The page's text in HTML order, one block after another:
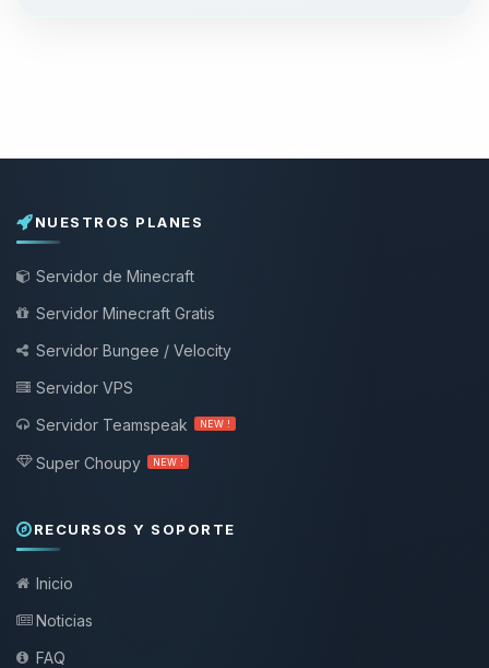
NUESTROS PLANES
Servidor de Minecraft
Servidor Minecraft Gratis
Servidor Bungee / Velocity
Servidor VPS
Servidor Teamspeak
NEW !
Super Choupy NEW !
RECURSOS Y SOPORTE
Inicio
Noticias
FAQ